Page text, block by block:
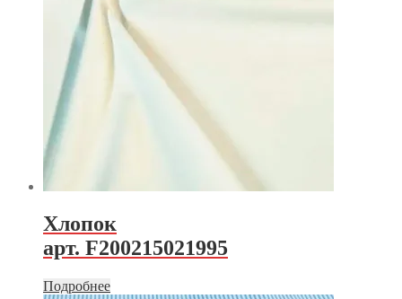
Хлопок
арт. F200215021995
Подробнее